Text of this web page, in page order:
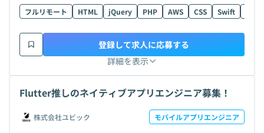
フルリモート HTML jQuery PHP AWS CSS Swift
詳細を表示
登録して求人に応募する
Flutter推しのネイティブアプリエンジニア募集！
株式会社ユビック モバイルアプリエンジニア